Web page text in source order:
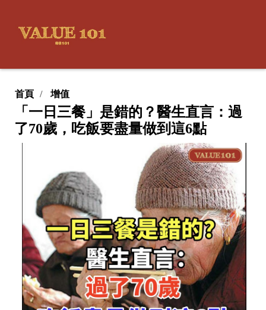
首頁 增值
「一日三餐」是錯的？醫生直言：過
了70歲，吃飯要盡量做到這6點